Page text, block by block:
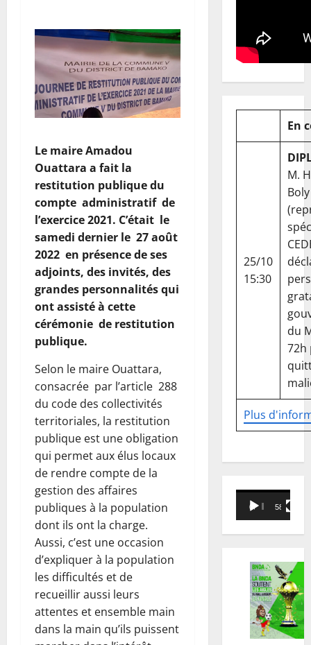
Le maire Amadou
Ouattara a fait la
restitution publique du
compte administratif de
l’exercice 2021. C’était le
samedi dernier le 27 août
2022 en présence de ses
adjoints, des invités, des
grandes personnalités qui
ont assisté à cette
cérémonie de restitution
publique.
Selon le maire Ouattara,
consacrée par l’article 288
du code des collectivités
territoriales, la restitution
publique est une obligation
qui permet aux élus locaux
de rendre compte de la
gestion des affaires
publiques à la population
dont ils ont la charge.
Aussi, c’est une occasion
d’expliquer à la population
les difficultés et de
recueillir aussi leurs
attentes et ensemble main
dans la main qu’ils puissent
En
Plus
25/10
15:30
M.
Boly
du
72h
Lecteur
vidéo
00:00 58:18